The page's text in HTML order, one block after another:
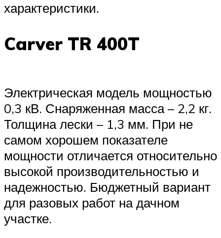
характеристики.
Carver TR 400T
Электрическая модель мощностью
0,3 кВ. Снаряженная масса – 2,2 кг.
Толщина лески – 1,3 мм. При не
самом хорошем показателе
мощности отличается относительно
высокой производительностью и
надежностью. Бюджетный вариант
для разовых работ на дачном
участке.